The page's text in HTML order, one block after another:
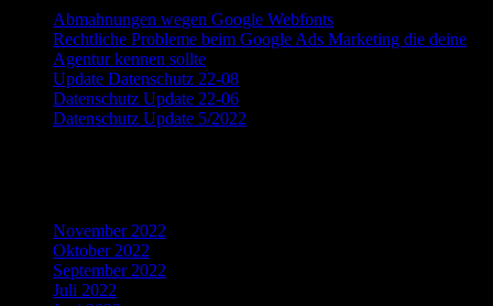
Abmahnungen wegen Google Webfonts
Rechtliche Probleme beim Google Ads Marketing die deine
Agentur kennen sollte
Update Datenschutz 22-08
Datenschutz Update 22-06
Datenschutz Update 5/2022
November 2022
Oktober 2022
September 2022
Juli 2022